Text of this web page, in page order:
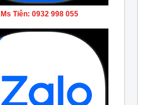
Ms Tiên: 0932 998 055